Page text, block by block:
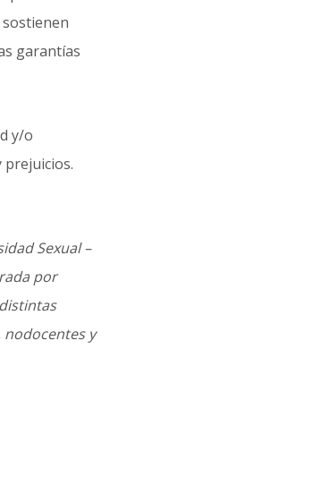
garantías
y/o
prejuicios.
Sexual –
por
y